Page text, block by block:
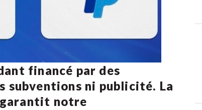
financé par des
subventions ni publicité. La
garantit notre